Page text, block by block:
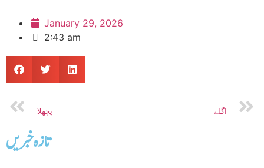
تازه خبریں
January 29, 2026
2:43 am
پچھلا اگلے